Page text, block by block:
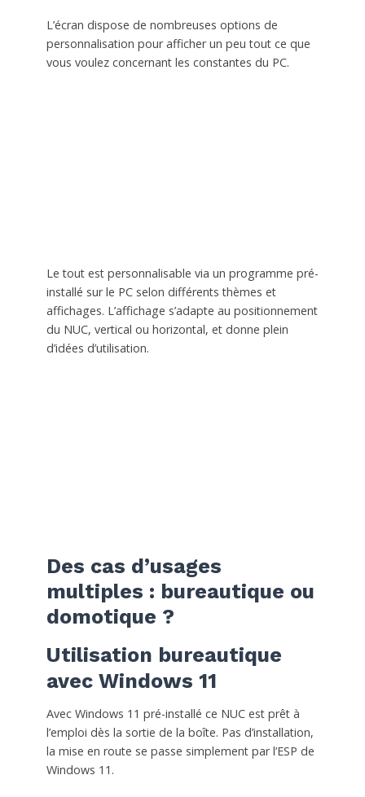
L’écran dispose de nombreuses options de
personnalisation pour afficher un peu tout ce que
vous voulez concernant les constantes du PC.
Le tout est personnalisable via un programme pré-
installé sur le PC selon différents thèmes et
affichages. L’affichage s’adapte au positionnement
du NUC, vertical ou horizontal, et donne plein
d’idées d’utilisation.
Des cas d’usages
multiples : bureautique ou
domotique ?
Utilisation bureautique
avec Windows 11
Avec Windows 11 pré-installé ce NUC est prêt à
l’emploi dès la sortie de la boîte. Pas d’installation,
la mise en route se passe simplement par l’ESP de
Windows 11.